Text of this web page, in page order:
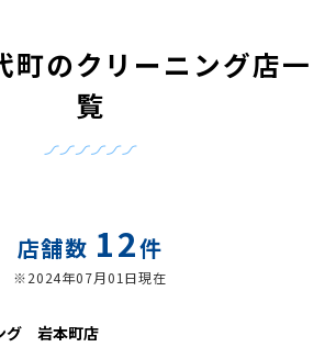
町のクリーニング店一
覧
店舗数 12件
※2024年07月01日現在
グ 岩本町店